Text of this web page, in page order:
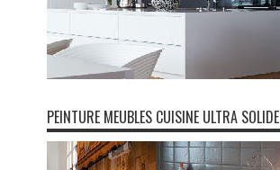
PEINTURE MEUBLES CUISINE ULTRA SOLIDE